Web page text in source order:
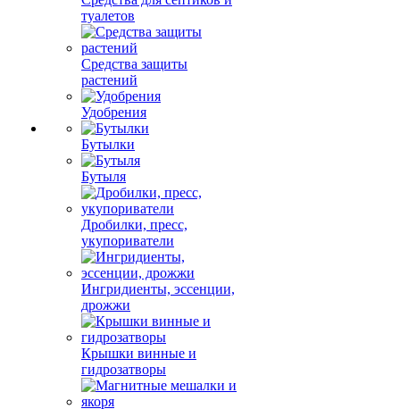
туалетов
Средства защиты
растений
Удобрения
Бутылки
Бутыля
Дробилки, пресс,
укупориватели
Ингридиенты, эссенции,
дрожжи
Крышки винные и
гидрозатворы